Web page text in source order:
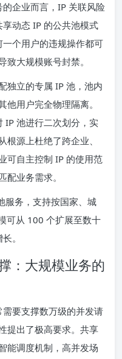
企业而言，IP 关联风险
动态 IP 的公共池模式
个用户的违规操作都可
大规模账号封禁。
独立的专属 IP 池，池内
用户完全物理隔离。
IP 池进行二次划分，实
源上杜绝了跨企业、
可自主控制 IP 的使用范
配业务需求。
服务，支持按国家、城
可从 100 个扩展至数十
。
：大规模业务的
要支撑数万级的并发请
提出了极高要求。共享
能调度机制，高并发场